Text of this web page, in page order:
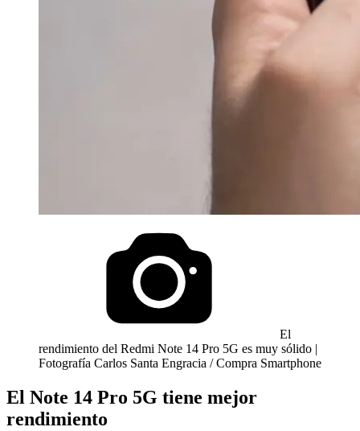
El
rendimiento del Redmi Note 14 Pro 5G es muy sólido |
Fotografía Carlos Santa Engracia / Compra Smartphone
El Note 14 Pro 5G tiene mejor
rendimiento